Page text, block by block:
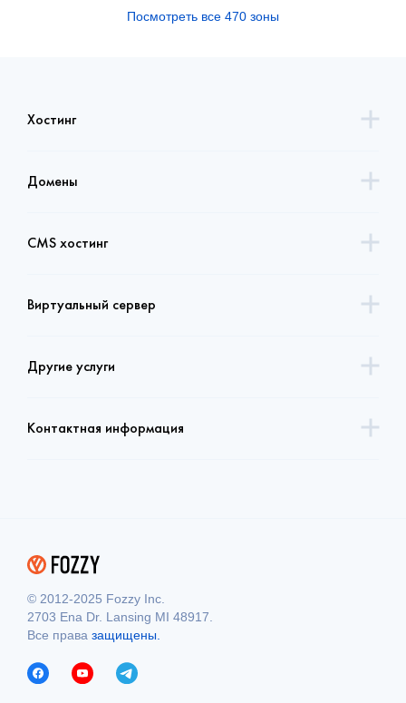
Посмотреть все 470 зоны
Хостинг
Домены
CMS хостинг
Виртуальный сервер
Другие услуги
Контактная информация
© 2012-2025 Fozzy Inc.
2703 Ena Dr. Lansing MI 48917.
Все права защищены.